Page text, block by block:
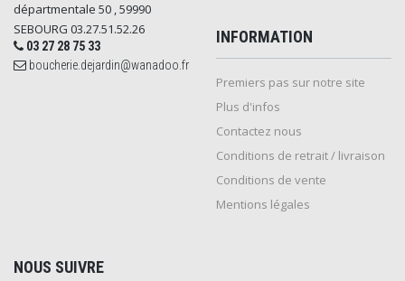
départmentale 50 , 59990
SEBOURG 03.27.51.52.26
03 27 28 75 33
boucherie.dejardin@wanadoo.fr
INFORMATION
Premiers pas sur notre site
Plus d'infos
Contactez nous
Conditions de retrait / livraison
Conditions de vente
Mentions légales
NOUS SUIVRE